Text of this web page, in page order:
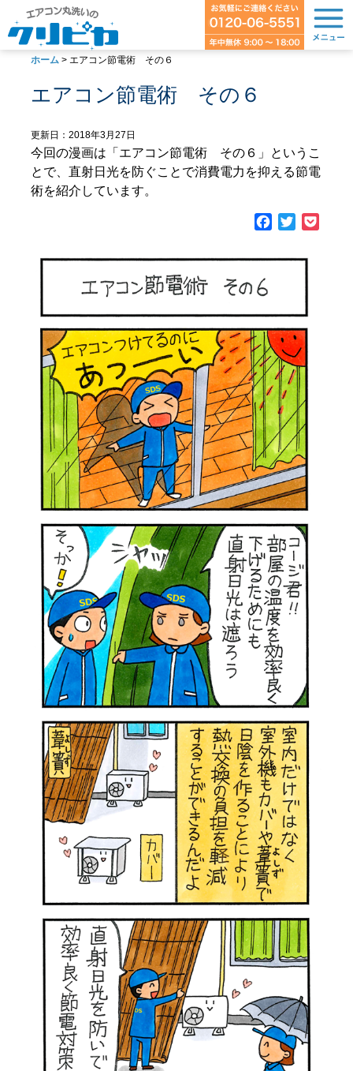
ホーム > エアコン節電術 その６
エアコン節電術 その６
更新日：2018年3月27日
今回の漫画は「エアコン節電術 その６」というこ
とで、直射日光を防ぐことで消費電力を抑える節電
術を紹介しています。
Facebook
Twitter